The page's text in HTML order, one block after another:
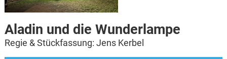
Aladin und die Wunderlampe
Regie & Stückfassung: Jens Kerbel